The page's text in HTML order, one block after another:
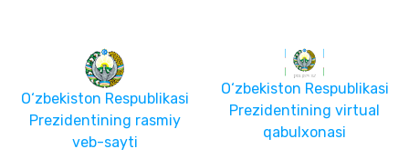
O‘zbekiston Respublikasi
Prezidentining rasmiy
veb-sayti
O‘zbekiston Respublikasi
Prezidentining virtual
qabulxonasi